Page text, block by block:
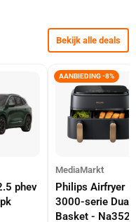
Bekijk alle deals
phev
AANBIEDING -8%
MediaMarkt
Philips Airfryer
3000-serie Dual
Basket -